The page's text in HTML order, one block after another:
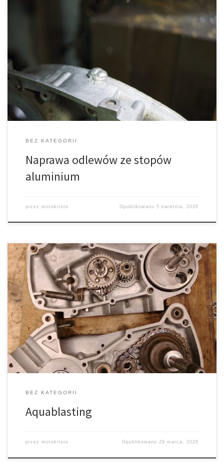
Odlewy ze stopów aluminium występują w większości silników i
skrzyń biegów motocykli jako bloki, dekle, elementy nośne. Po
Zerwane gwinty, korki oleju uszczelniane pakułami,
rozkalibrowane otwory pod tuleje centrujące, a także olbrzymie
wyrwania spowodowane zerwanymi czy […]
BEZ KATEGORII
Naprawa odlewów ze stopów
aluminium
przez motokristo Opublikowano5 kwietnia, 2020
Aquablasting to metoda czyszczenie stopów aluminium i miedzi.
Jest to obróbka strumieniem wody pod ciśnieniem z delikatnym
ścierniwem. Woda działa jako bufor między drobinkami ścierniwa
a elementem, czyniąc Aquablasting bardziej metodą czyszczenia
niż obróbki ściernej. Efekt jest bardziej delikatny niż w przypadku
szkiełkowania. Poniżej widoczny jest blok silnika motocykla WSK
[…]
BEZ KATEGORII
Aquablasting
przez motokristo Opublikowano29 marca, 2020